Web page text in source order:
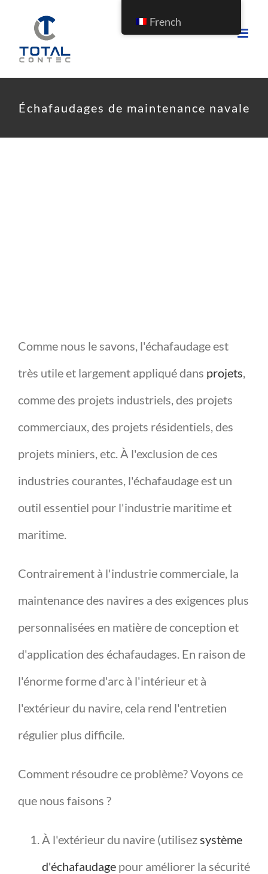
Échafaudages de maintenance navale
Comme nous le savons, l'échafaudage est
très utile et largement appliqué dans projets
comme des projets industriels, des projets
commerciaux, des projets résidentiels, des
projets miniers, etc. À l'exclusion de ces
industries courantes, l'échafaudage est un
outil essentiel pour l'industrie maritime et
maritime.
Contrairement à l'industrie commerciale, la
maintenance des navires a des exigences plus
personnalisées en matière de conception et
d'application des échafaudages. En raison de
l'énorme forme d'arc à l'intérieur et à
l'extérieur du navire, cela rend l'entretien
régulier plus difficile.
Comment résoudre ce problème? Voyons ce
que nous faisons ?
À l'extérieur du navire (utilisez système
d'échafaudage pour améliorer la sécurité
French